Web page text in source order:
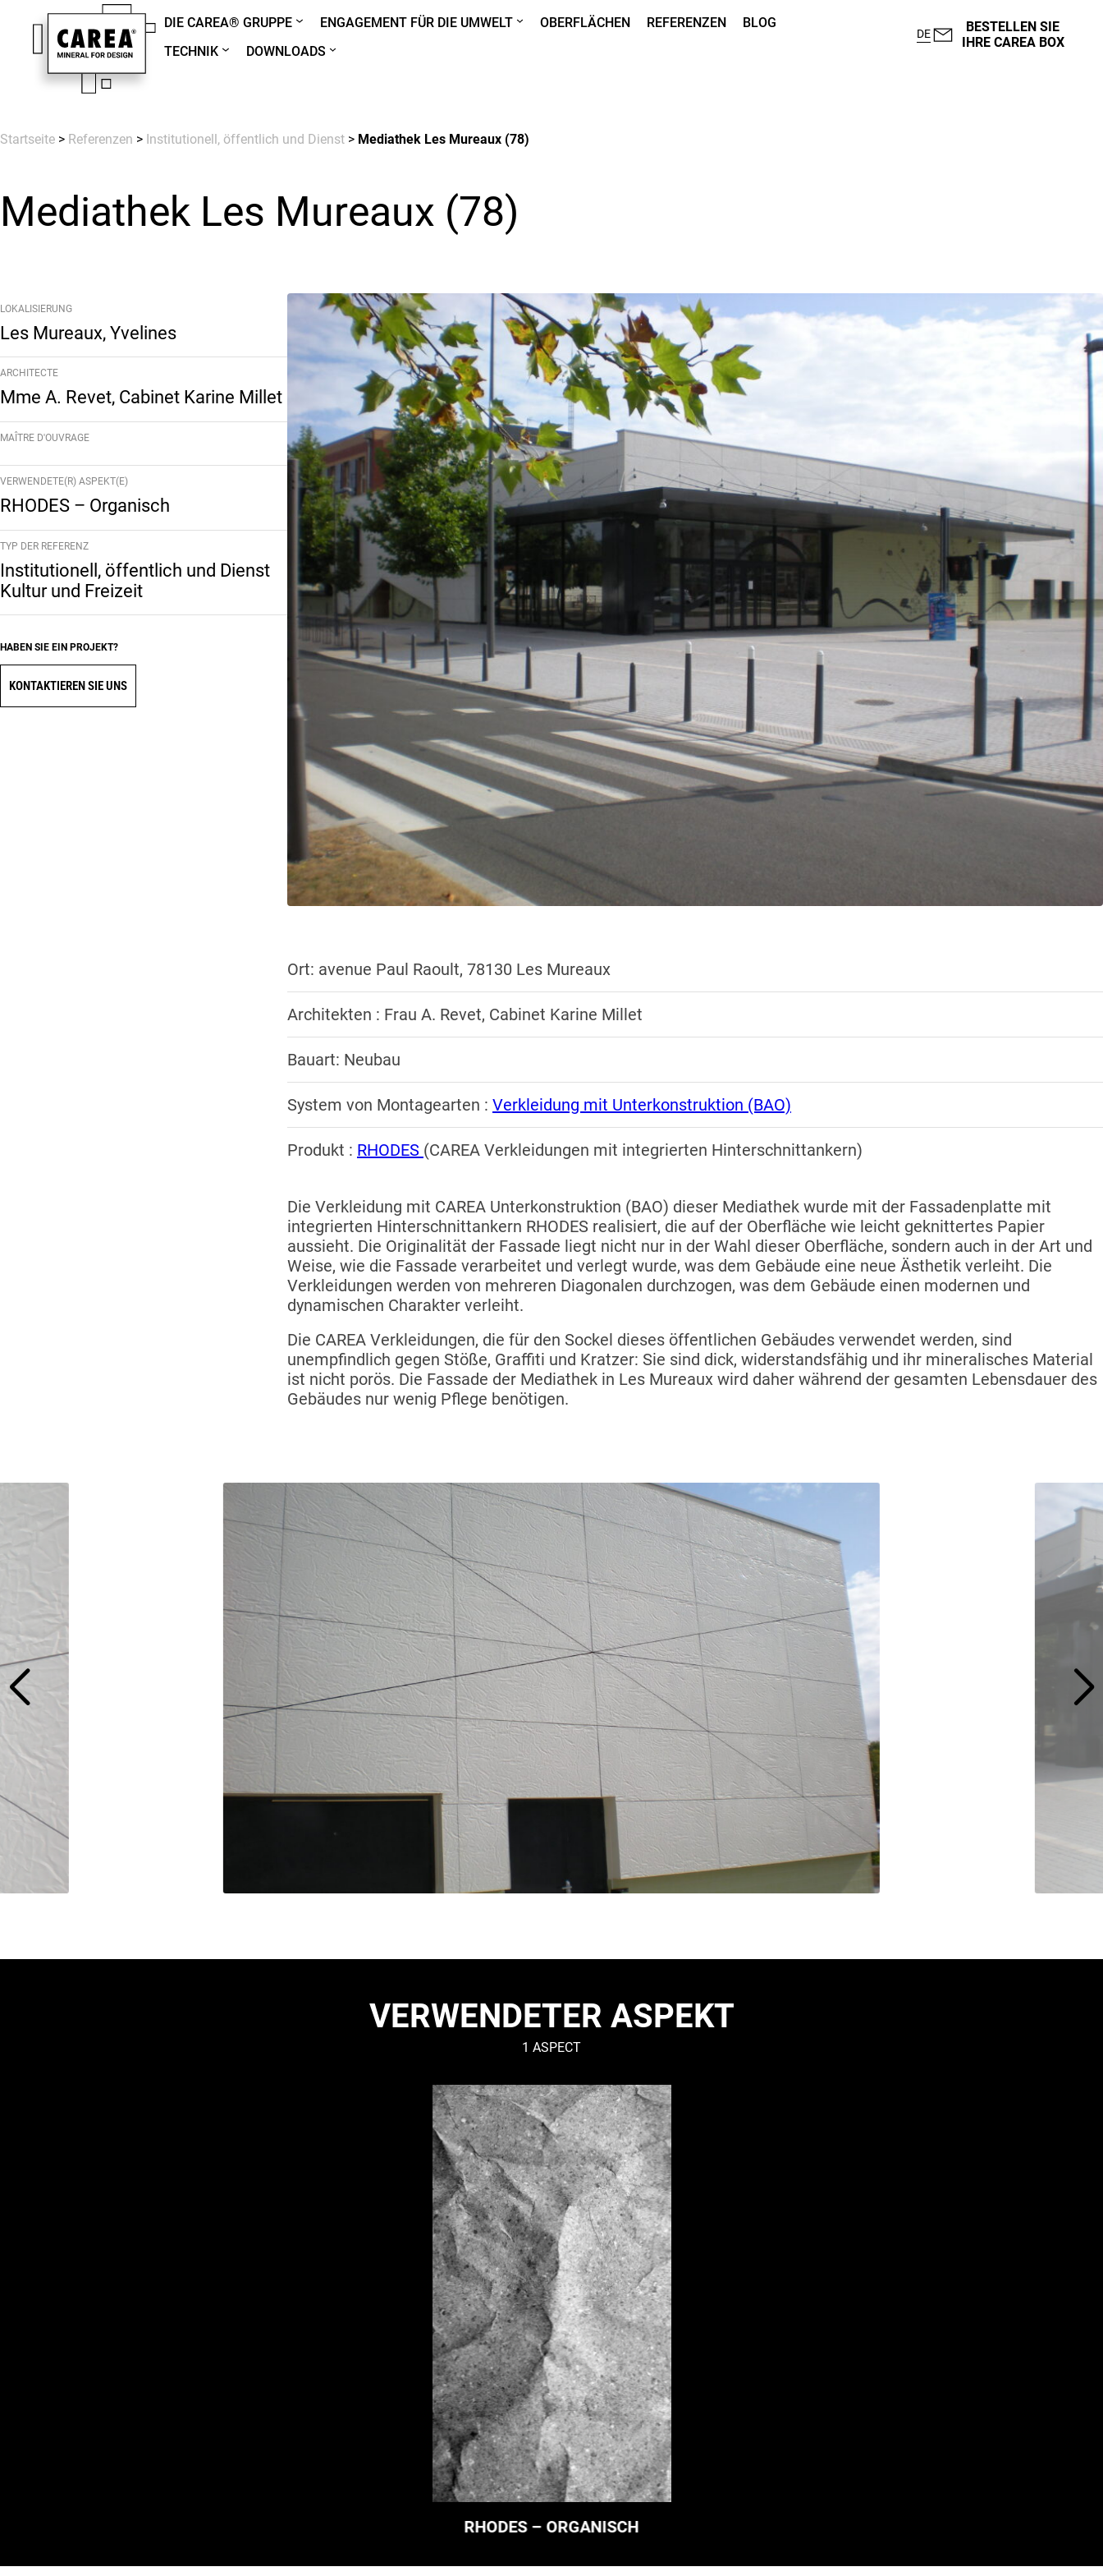
DIE CAREA® GRUPPE ENGAGEMENT FÜR DIE UMWELT OBERFLÄCHEN REFERENZEN
BLOG
TECHNIK
DOWNLOADS
DE
BESTELLEN SIE
IHRE CAREA BOX
Startseite > Referenzen > Institutionell, öffentlich und Dienst > Mediathek Les Mureaux (78)
Mediathek Les Mureaux (78)
LOKALISIERUNG
Les Mureaux, Yvelines
ARCHITECTE
Mme A. Revet, Cabinet Karine Millet
MAÎTRE D'OUVRAGE
VERWENDETE(R) ASPEKT(E)
RHODES – Organisch
TYP DER REFERENZ
Institutionell, öffentlich und Dienst
Kultur und Freizeit
HABEN SIE EIN PROJEKT?
KONTAKTIEREN SIE UNS
Ort: avenue Paul Raoult, 78130 Les Mureaux
Architekten : Frau A. Revet, Cabinet Karine Millet
Bauart: Neubau
System von Montagearten : Verkleidung mit Unterkonstruktion (BAO)
Produkt : RHODES (CAREA Verkleidungen mit integrierten Hinterschnittankern)
Die Verkleidung mit CAREA Unterkonstruktion (BAO) dieser Mediathek wurde mit der Fassadenplatte mit
integrierten Hinterschnittankern RHODES realisiert, die auf der Oberfläche wie leicht geknittertes Papier
aussieht. Die Originalität der Fassade liegt nicht nur in der Wahl dieser Oberfläche, sondern auch in der Art und
Weise, wie die Fassade verarbeitet und verlegt wurde, was dem Gebäude eine neue Ästhetik verleiht. Die
Verkleidungen werden von mehreren Diagonalen durchzogen, was dem Gebäude einen modernen und
dynamischen Charakter verleiht.
Die CAREA Verkleidungen, die für den Sockel dieses öffentlichen Gebäudes verwendet werden, sind
unempfindlich gegen Stöße, Graffiti und Kratzer: Sie sind dick, widerstandsfähig und ihr mineralisches Material
ist nicht porös. Die Fassade der Mediathek in Les Mureaux wird daher während der gesamten Lebensdauer des
Gebäudes nur wenig Pflege benötigen.
VERWENDETER ASPEKT
1 ASPECT
RHODES – ORGANISCH
RHODES
–
Organisch